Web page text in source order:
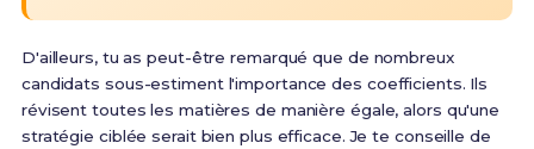
D'ailleurs, tu as peut-être remarqué que de nombreux
candidats sous-estiment l'importance des coefficients. Ils
révisent toutes les matières de manière égale, alors qu'une
stratégie ciblée serait bien plus efficace. Je te conseille de